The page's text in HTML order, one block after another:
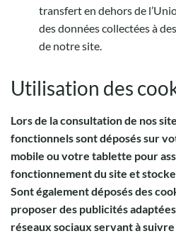
transfert en dehors de
des données collectées à
de notre site.
Utilisation des
Lors de la consultation de nos
fonctionnels sont déposés sur
mobile ou votre tablette pour
fonctionnement du site et
Sont également déposés des
proposer des publicités
réseaux sociaux servant à